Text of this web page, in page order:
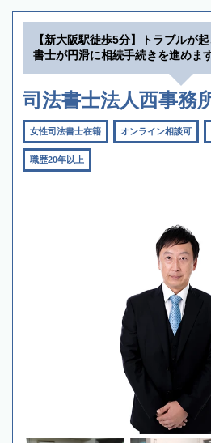
【新大阪駅徒歩5分】トラブルが
書士が円滑に相続手続きを進めま
司法書士法人西事務
女性司法書士在籍 オンライン相談可
職歴20年以上